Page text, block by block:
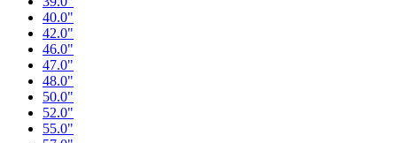
40.0"
42.0"
46.0"
47.0"
48.0"
50.0"
52.0"
55.0"